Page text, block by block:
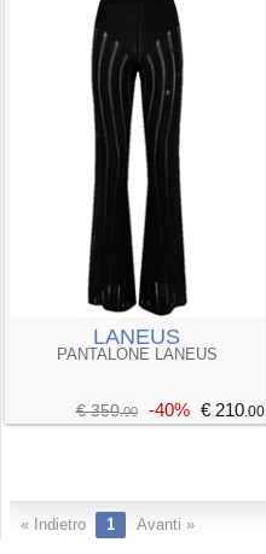
LANEUS
PANTALONE LANEUS
€ 350.00 -40% € 210.00
« Indietro 1 Avanti »